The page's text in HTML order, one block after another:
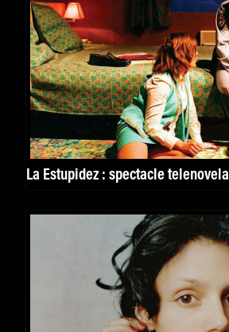
La Estupidez : spectacle telenovela